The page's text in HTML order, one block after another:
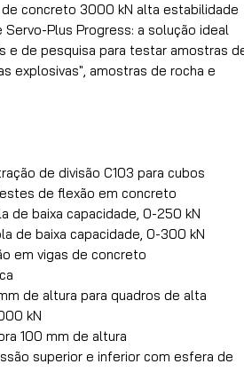
concreto 3000 kN alta estabilidade
Plus Progress: a solução ideal
e de pesquisa para testar amostras
explosivas", amostras de rocha e
de divisão C103 para cubos
de flexão em concreto
de baixa capacidade, 0-250 kN
de baixa capacidade, 0-300 kN
em vigas de concreto
de altura para quadros de alta
kN
100 mm de altura
superior e inferior com esfera de